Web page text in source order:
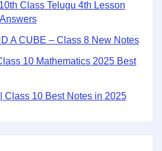
Class Telugu 4th Lesson
A CUBE – Class 8 New Notes
10 Mathematics 2025 Best
Class 10 Best Notes in 2025